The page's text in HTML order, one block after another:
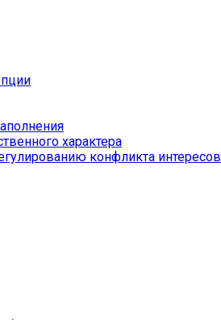
характера
конфликта интересов